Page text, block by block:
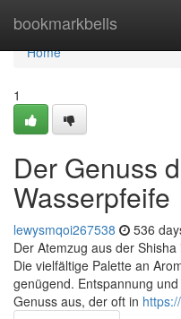
bookmarkbells
Home
Home
1
Der Genuss
Wasserpfeife
lewysmqoi267538 536
Der Atemzug aus der
Die vielfältige Palette an
genügend. Entspannung
Genuss aus, der oft in